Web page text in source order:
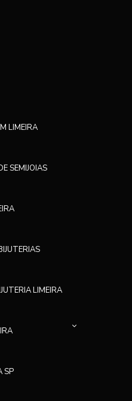
LIMEIRA
SEMIJOIAS
LIMEIRA
SP